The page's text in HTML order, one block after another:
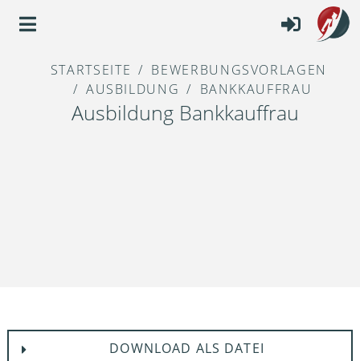
STARTSEITE
BEWERBUNGSVORLAGEN
AUSBILDUNG
BANKKAUFFRAU
Ausbildung Bankkauffrau
DOWNLOAD ALS DATEI